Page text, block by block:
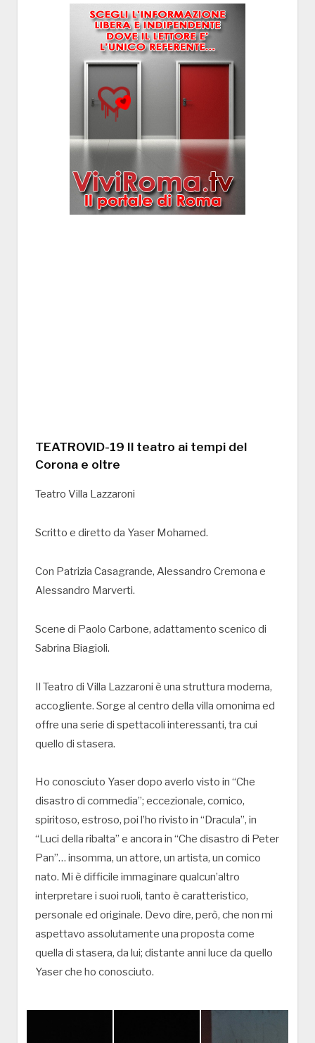
TEATROVID-19 Il teatro ai tempi del
Corona e oltre
Teatro Villa Lazzaroni
Scritto e diretto da Yaser Mohamed.
Con Patrizia Casagrande, Alessandro Cremona e
Alessandro Marverti.
Scene di Paolo Carbone, adattamento scenico di
Sabrina Biagioli.
Il Teatro di Villa Lazzaroni è una struttura moderna,
accogliente. Sorge al centro della villa omonima ed
offre una serie di spettacoli interessanti, tra cui
quello di stasera.
Ho conosciuto Yaser dopo averlo visto in “Che
disastro di commedia”; eccezionale, comico,
spiritoso, estroso, poi l’ho rivisto in “Dracula”, in
“Luci della ribalta” e ancora in “Che disastro di Peter
Pan”… insomma, un attore, un artista, un comico
nato. Mi è difficile immaginare qualcun’altro
interpretare i suoi ruoli, tanto è caratteristico,
personale ed originale. Devo dire, però, che non mi
aspettavo assolutamente una proposta come
quella di stasera, da lui; distante anni luce da quello
Yaser che ho conosciuto.